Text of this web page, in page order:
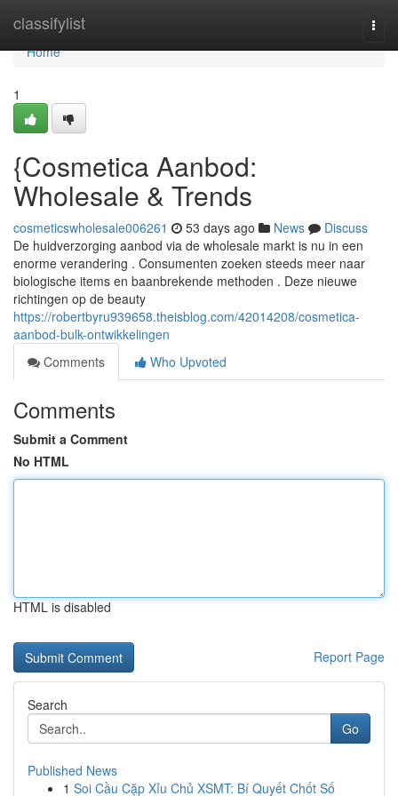
classifylist
Home
Home
1
{Cosmetica Aanbod:
Wholesale & Trends
cosmeticswholesale006261 53 days ago News
Discuss
De huidverzorging aanbod via de wholesale markt is nu in een
enorme verandering . Consumenten zoeken steeds meer naar
biologische items en baanbrekende methoden . Deze nieuwe
richtingen op de beauty
https://robertbyru939658.theisblog.com/42014208/cosmetica-
aanbod-bulk-ontwikkelingen
Comments
Who Upvoted
Comments
Submit a Comment
No HTML
HTML is disabled
Report Page
Search
Go
Published News
1 Soi Cầu Cặp Xỉu Chủ XSMT: Bí Quyết Chốt Số